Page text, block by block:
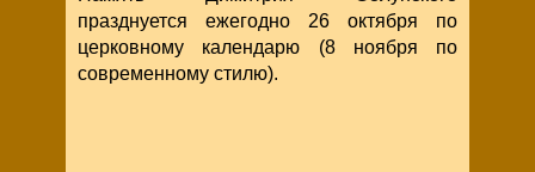
празднуется ежегодно 26 октября по
церковному календарю (8 ноября по
современному стилю).